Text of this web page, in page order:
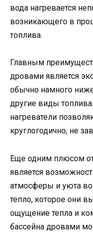
вода нагревается
возникающего в
топлива.
Главным
дровами является
обычно намного
другие виды
нагреватели
круглогодично, не
Еще одним плюсом
является
атмосферы и уюта
тепло, которое они
ощущение тепла и
бассейна дровами